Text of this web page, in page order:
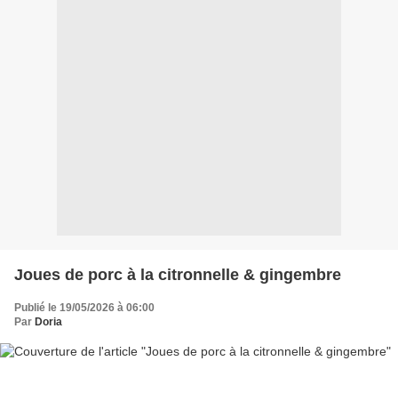
Joues de porc à la citronnelle & gingembre
Publié le 19/05/2026 à 06:00
Par Doria